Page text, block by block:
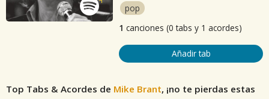
pop
1 canciones (0 tabs y 1 acordes)
Añadir tab
Top Tabs & Acordes de Mike Brant, ¡no te pierdas estas